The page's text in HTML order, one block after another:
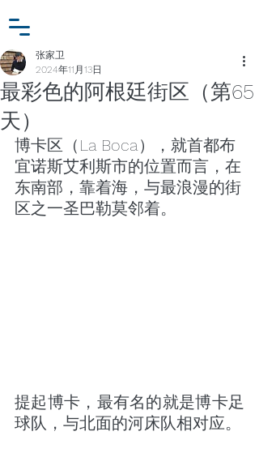
最彩色的阿根廷街区（第65
天）
张家卫
2024年11月13日
博卡区（La Boca），就首都布
宜诺斯艾利斯市的位置而言，在
东南部，靠着海，与最浪漫的街
区之一圣巴勒莫邻着。
提起博卡，最有名的就是博卡足
球队，与北面的河床队相对应。